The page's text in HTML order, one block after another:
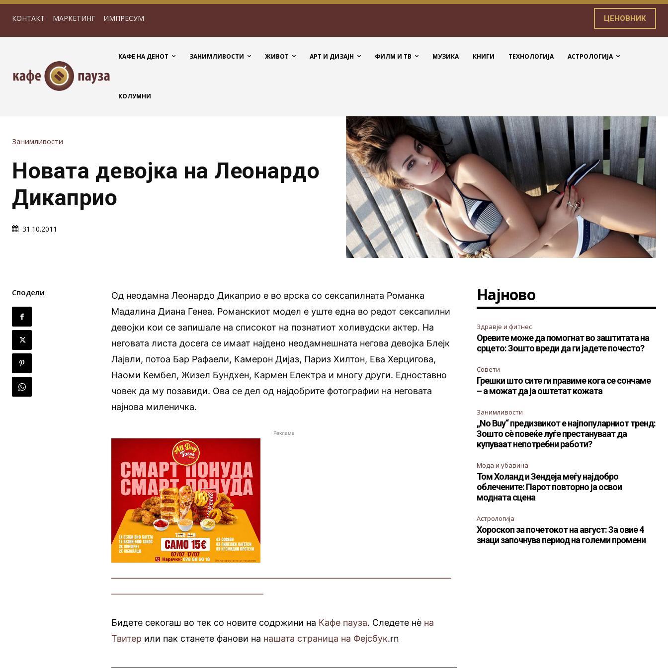
КОНТАКТ МАРКЕТИНГ ИМПРЕСУМ ЦЕНОВНИК
КАФЕ НА ДЕНОТ ЗАНИМЛИВОСТИ ЖИВОТ АРТ И ДИЗАЈН ФИЛМ И ТВ МУЗИКА КНИГИ ТЕХНОЛОГИЈА АСТРОЛОГИЈА
КОЛУМНИ
Занимливости
Новата девојка на Леонардо
Дикаприо
31.10.2011
Сподели
Од неодамна Леонардо Дикаприо е во врска со сексапилната Романка
Мадалина Диана Генеа. Романскиот модел е уште една во редот сексапилни
девојки кои се запишале на списокот на познатиот холивудски актер. На
неговата листа досега се имаат најдено неодамнешната негова девојка Блејк
Лајвли, потоа Бар Рафаели, Камерон Дијаз, Париз Хилтон, Ева Херцигова,
Наоми Кембел, Жизел Бундхен, Кармен Електра и многу други. Едноставно
човек да му позавиди. Ова се дел од најдобрите фотографии на неговата
најнова миленичка.
Реклама
——————————————————————————————————————
—————————————————
Бидете секогаш во тек со новите содржини на Кафе пауза. Следете нè на
Твитер или пак станете фанови на нашата страница на Фејсбук.rn
Најново
Здравје и фитнес
Оревите може да помогнат во заштитата на
срцето: Зошто вреди да ги јадете почесто?
Совети
Грешки што сите ги правиме кога се сончаме
– а можат да ја оштетат кожата
Занимливости
„No Buy“ предизвикот е најпопуларниот тренд:
Зошто сè повеќе луѓе престануваат да
купуваат непотребни работи?
Мода и убавина
Том Холанд и Зендеја меѓу најдобро
облечените: Парот повторно ја освои
модната сцена
Астрологија
Хороскоп за почетокот на август: За овие 4
знаци започнува период на големи промени